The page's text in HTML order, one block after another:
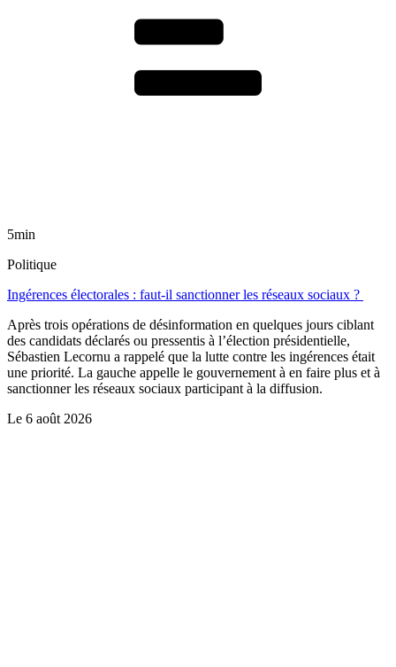
5min
Politique
Ingérences électorales : faut-il sanctionner les réseaux sociaux ?
Après trois opérations de désinformation en quelques jours ciblant
des candidats déclarés ou pressentis à l’élection présidentielle,
Sébastien Lecornu a rappelé que la lutte contre les ingérences était
une priorité. La gauche appelle le gouvernement à en faire plus et à
sanctionner les réseaux sociaux participant à la diffusion.
Le 6 août 2026